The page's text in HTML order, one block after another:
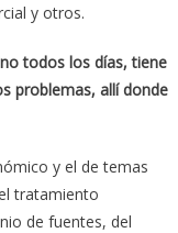
y otros.
todos los días, tiene
problemas, allí donde
y el de temas
tratamiento
de fuentes, del